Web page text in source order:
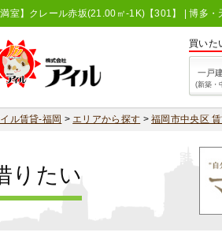
満室】クレール赤坂(21.00㎡-1K)【301】 | 博多
買いた
一戸
(新築・
ル賃貸-福岡 >エリアから探す >福岡市中央区
りたい